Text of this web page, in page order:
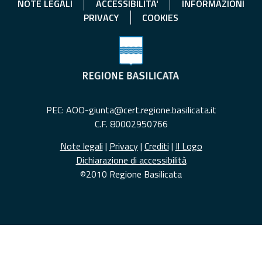
NOTE LEGALI ACCESSIBILITA'
INFORMAZIONI
PRIVACY
COOKIES
PEC: AOO-giunta@cert.regione.basilicata.it
C.F. 80002950766
Note legali | Privacy| Crediti | Il Logo
Dichiarazione di accessibilità
©2010 Regione Basilicata